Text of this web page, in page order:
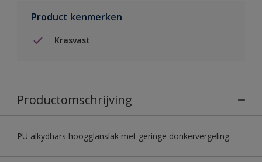
Product kenmerken
Krasvast
Productomschrijving
PU alkydhars hoogglanslak met geringe donkervergeling.